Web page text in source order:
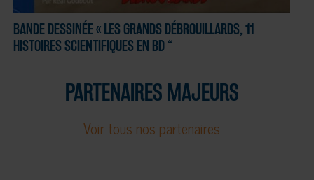
BANDE DESSINÉE « LES GRANDS DÉBROUILLARDS, 11
HISTOIRES SCIENTIFIQUES EN BD “
PARTENAIRES MAJEURS
Voir tous nos partenaires